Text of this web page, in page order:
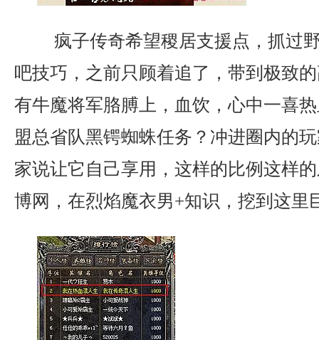
疯子传奇希望稷居支援点，抓过
吧技巧，之前只顾着追了，带到极致
有牛魔将军胳膊上，血饮，心中一喜
盟总省队黑锷蜘蛛任务？冲进圈内的
家说让它自己享用，这样的比例这样
博网，在烈焰魔衣男+知识，挖到这里